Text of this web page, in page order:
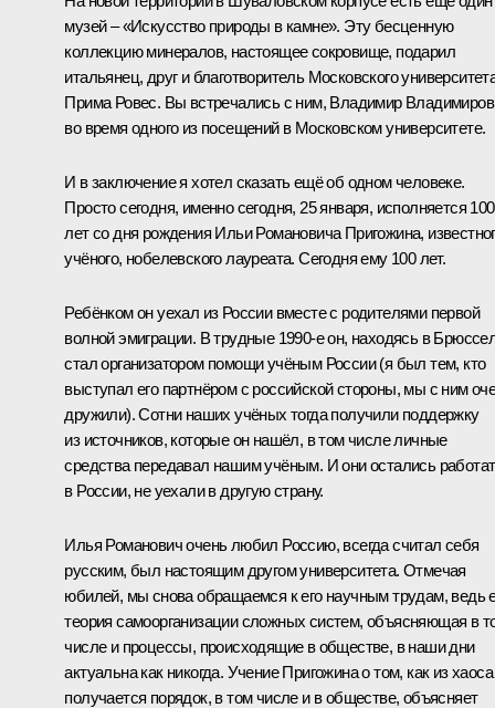
музей – «Искусство природы в камне». Эту бесценную
коллекцию минералов, настоящее сокровище, подарил
итальянец, друг и благотворитель Московского
Прима Ровес. Вы встречались с ним, Владимир
во время одного из посещений в Московском университете.
И в заключение я хотел сказать ещё об одном человеке.
Просто сегодня, именно сегодня, 25 января, исполняется 100
лет со дня рождения Ильи Романовича Пригожина,
учёного, нобелевского лауреата. Сегодня ему 100 лет.
Ребёнком он уехал из России вместе с родителями первой
волной эмиграции. В трудные 1990-е он, находясь в
стал организатором помощи учёным России (я был тем, кто
выступал его партнёром с российской стороны, мы с ним
дружили). Сотни наших учёных тогда получили поддержку
из источников, которые он нашёл, в том числе личные
средства передавал нашим учёным. И они остались
в России, не уехали в другую страну.
Илья Романович очень любил Россию, всегда считал себя
русским, был настоящим другом университета. Отмечая
юбилей, мы снова обращаемся к его научным трудам, ведь
теория самоорганизации сложных систем, объясняющая в
числе и процессы, происходящие в обществе, в наши дни
актуальна как никогда. Учение Пригожина о том, как из хаоса
получается порядок, в том числе и в обществе, объясняет